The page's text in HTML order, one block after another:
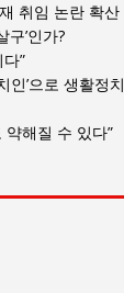
취임 논란 확산
구’인가?
”
인’으로 생활정치
약해질 수 있다”